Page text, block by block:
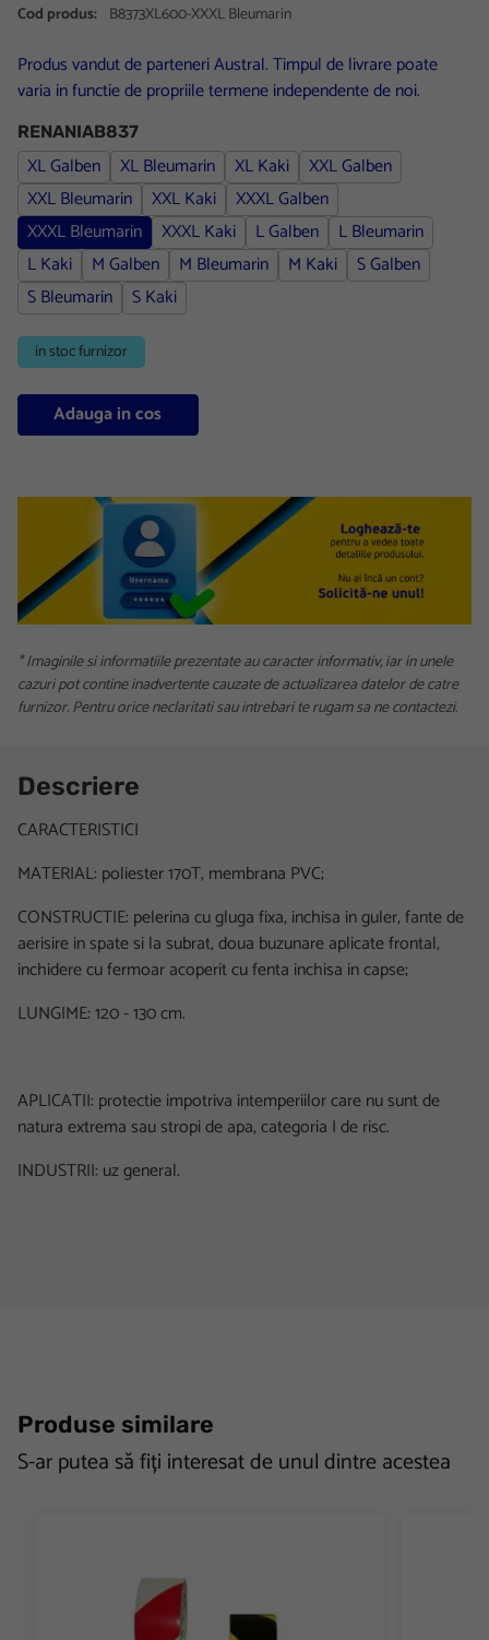
Cod produs: B8373XL600-XXXL Bleumarin
Produs vandut de parteneri Austral. Timpul de livrare poate
varia in functie de propriile termene independente de noi.
RENANIAB837
XL Galben XL Bleumarin XL Kaki
XXL Galben
XXL Bleumarin
XXL Kaki
XXXL Galben
XXXL Bleumarin
XXXL Kaki L Galben
L Bleumarin
L Kaki
M Galben M Bleumarin M Kaki
S Galben
S Bleumarin
S Kaki
in stoc furnizor
Adauga in cos
* Imaginile si informatiile prezentate au caracter informativ, iar in unele
cazuri pot contine inadvertente cauzate de actualizarea datelor de catre
furnizor. Pentru orice neclaritati sau intrebari te rugam sa ne contactezi.
Descriere
CARACTERISTICI
MATERIAL: poliester 170T, membrana PVC;
CONSTRUCTIE: pelerina cu gluga fixa, inchisa in guler, fante de
aerisire in spate si la subrat, doua buzunare aplicate frontal,
inchidere cu fermoar acoperit cu fenta inchisa in capse;
LUNGIME: 120 - 130 cm.
APLICATII: protectie impotriva intemperiilor care nu sunt de
natura extrema sau stropi de apa, categoria I de risc.
INDUSTRII: uz general.
Produse similare
S-ar putea să fiți interesat de unul dintre acestea